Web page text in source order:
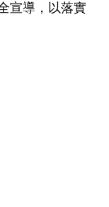
宣導，以落實